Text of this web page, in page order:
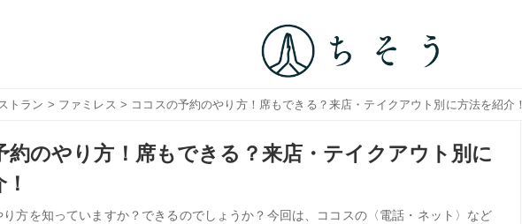
トラン > ファミレス > ココスの予約のやり方！席もできる？来店・テイクアウト別に方法を紹介！
約のやり方！席もできる？来店・テイクアウト別に
り方を知っていますか？できるのでしょうか？今回は、ココスの〈電話・ネット〉など